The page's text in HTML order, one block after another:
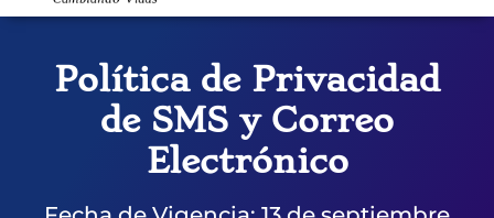
Política de Privacidad
de SMS y Correo
Electrónico